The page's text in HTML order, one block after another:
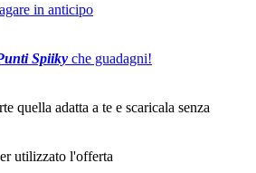
in anticipo
Spiiky che guadagni!
quella adatta a te e scaricala senza
utilizzato l'offerta